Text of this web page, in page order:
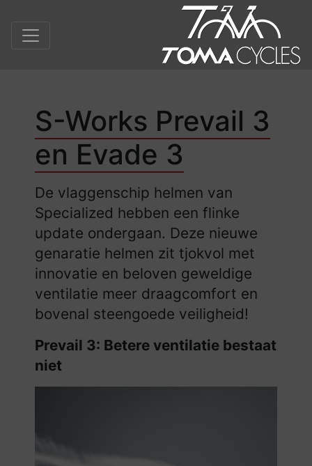
S-Works Prevail 3
en Evade 3
De vlaggenschip helmen van
Specialized hebben een flinke
update ondergaan. Deze nieuwe
genaratie helmen zit tjokvol met
innovatie en beloven geweldige
ventilatie meer draagcomfort en
bovenal steengoede veiligheid!
Prevail 3: Betere ventilatie bestaat
niet